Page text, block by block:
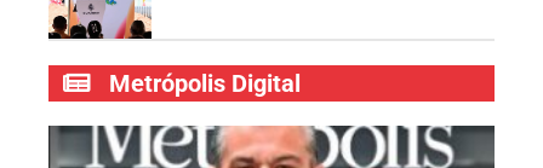
Metrópolis Digital